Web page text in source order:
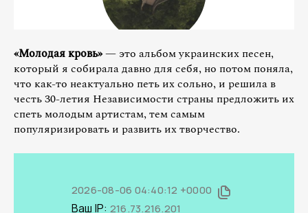
«Молодая кровь»— это альбом украинских песен,
который я собирала давно для себя, но потом поняла,
что как-то неактуально петь их сольно, и решила в
честь 30-летия Независимости страны предложить их
спеть молодым артистам, тем самым
популяризировать и развить их творчество.